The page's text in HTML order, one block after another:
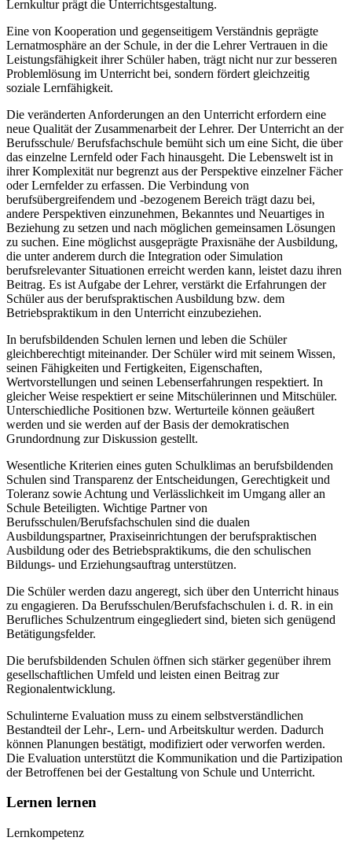
Lernkultur prägt die Unterrichtsgestaltung.
Eine von Kooperation und gegenseitigem Verständnis geprägte
Lernatmosphäre an der Schule, in der die Lehrer Vertrauen in die
Leistungsfähigkeit ihrer Schüler haben, trägt nicht nur zur besseren
Problemlösung im Unterricht bei, sondern fördert gleichzeitig
soziale Lernfähigkeit.
Die veränderten Anforderungen an den Unterricht erfordern eine
neue Qualität der Zusammenarbeit der Lehrer. Der Unterricht an der
Berufsschule/ Berufsfachschule bemüht sich um eine Sicht, die über
das einzelne Lernfeld oder Fach hinausgeht. Die Lebenswelt ist in
ihrer Komplexität nur begrenzt aus der Perspektive einzelner Fächer
oder Lernfelder zu erfassen. Die Verbindung von
berufsübergreifendem und -bezogenem Bereich trägt dazu bei,
andere Perspektiven einzunehmen, Bekanntes und Neuartiges in
Beziehung zu setzen und nach möglichen gemeinsamen Lösungen
zu suchen. Eine möglichst ausgeprägte Praxisnähe der Ausbildung,
die unter anderem durch die Integration oder Simulation
berufsrelevanter Situationen erreicht werden kann, leistet dazu ihren
Beitrag. Es ist Aufgabe der Lehrer, verstärkt die Erfahrungen der
Schüler aus der berufspraktischen Ausbildung bzw. dem
Betriebspraktikum in den Unterricht einzubeziehen.
In berufsbildenden Schulen lernen und leben die Schüler
gleichberechtigt miteinander. Der Schüler wird mit seinem Wissen,
seinen Fähigkeiten und Fertigkeiten, Eigenschaften,
Wertvorstellungen und seinen Lebenserfahrungen respektiert. In
gleicher Weise respektiert er seine Mitschülerinnen und Mitschüler.
Unterschiedliche Positionen bzw. Werturteile können geäußert
werden und sie werden auf der Basis der demokratischen
Grundordnung zur Diskussion gestellt.
Wesentliche Kriterien eines guten Schulklimas an berufsbildenden
Schulen sind Transparenz der Entscheidungen, Gerechtigkeit und
Toleranz sowie Achtung und Verlässlichkeit im Umgang aller an
Schule Beteiligten. Wichtige Partner von
Berufsschulen/Berufsfachschulen sind die dualen
Ausbildungspartner, Praxiseinrichtungen der berufspraktischen
Ausbildung oder des Betriebspraktikums, die den schulischen
Bildungs- und Erziehungsauftrag unterstützen.
Die Schüler werden dazu angeregt, sich über den Unterricht hinaus
zu engagieren. Da Berufsschulen/Berufsfachschulen i. d. R. in ein
Berufliches Schulzentrum eingegliedert sind, bieten sich genügend
Betätigungsfelder.
Die berufsbildenden Schulen öffnen sich stärker gegenüber ihrem
gesellschaftlichen Umfeld und leisten einen Beitrag zur
Regionalentwicklung.
Schulinterne Evaluation muss zu einem selbstverständlichen
Bestandteil der Lehr-, Lern- und Arbeitskultur werden. Dadurch
können Planungen bestätigt, modifiziert oder verworfen werden.
Die Evaluation unterstützt die Kommunikation und die Partizipation
der Betroffenen bei der Gestaltung von Schule und Unterricht.
Lernen lernen
Lernkompetenz